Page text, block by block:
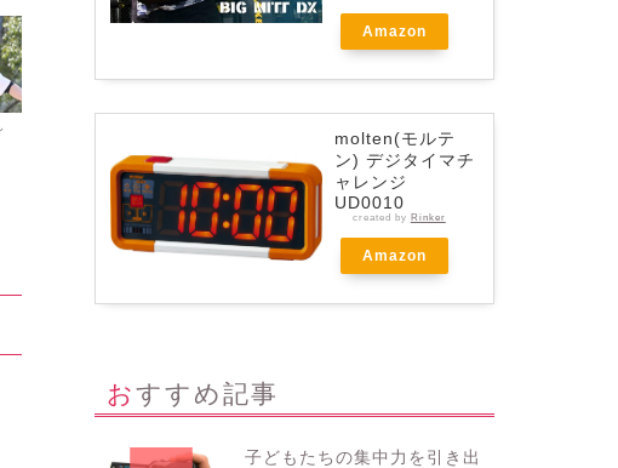
Amazon
molten(モルテ
ン) デジタイマチ
ャレンジ
UD0010
created by Rinker
Amazon
おすすめ記事
子どもたちの集中力を引き出